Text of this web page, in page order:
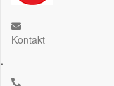
Kontakt
.